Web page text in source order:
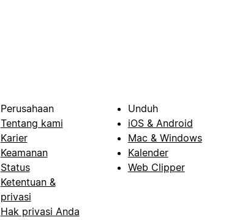
Perusahaan
Tentang kami
Karier
Keamanan
Status
Ketentuan &
privasi
Hak privasi Anda
Unduh
iOS & Android
Mac & Windows
Kalender
Web Clipper